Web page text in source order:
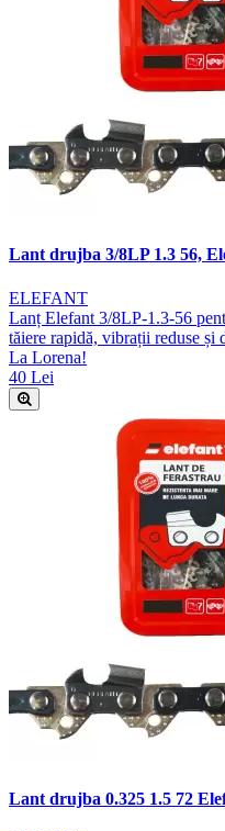
Lant drujba 3/8LP 1.3 56,
ELEFANT
Lanț Elefant 3/8LP-1.3-56
tăiere rapidă, vibrații reduse și
La Lorena!
40 Lei
Lant drujba 0.325 1.5 72